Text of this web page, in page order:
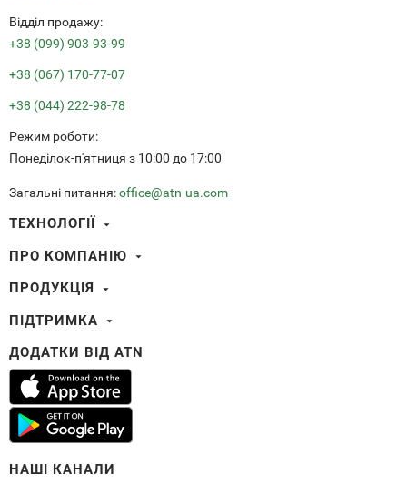
Вiддiл продажу:
+38 (099) 903-93-99
+38 (067) 170-77-07
+38 (044) 222-98-78
Режим роботи:
Понеділок-п'ятниця з 10:00 до 17:00
Загальні питання:office@atn-ua.com
ТЕХНОЛОГІЇ
Тепловізійне зображення
Видеофіксація пострілу (RAV)
Ultra HD оптика
ПРО КОМПАНІЮ
ПРОДУКЦІЯ
Тепловізори
Аксесуари
ПІДТРИМКА
Угода Користувача
ДОДАТКИ ВІД ATN
НАШІ КАНАЛИ